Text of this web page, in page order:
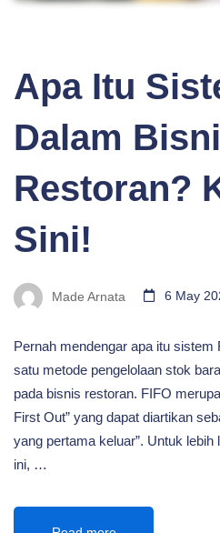
Apa Itu
Dalam
Restoran?
Sini!
Made Arnata 6 May
Pernah mendengar apa itu
satu metode pengelolaan stok
pada bisnis restoran. FIFO
First Out” yang dapat diartikan
yang pertama keluar”. Untuk
ini, …